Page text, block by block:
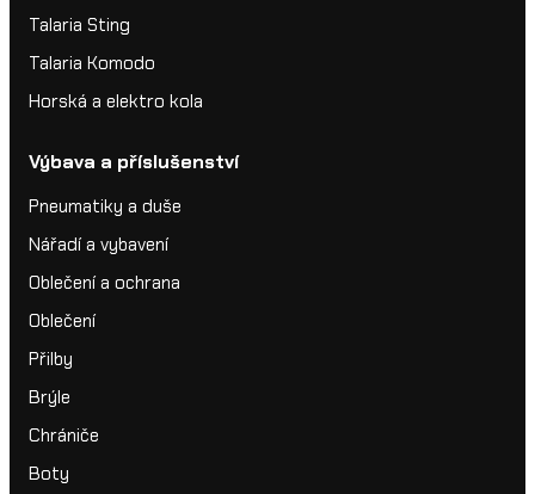
Talaria Sting
Talaria Komodo
Horská a elektro kola
Výbava a příslušenství
Pneumatiky a duše
Nářadí a vybavení
Oblečení a ochrana
Oblečení
Přilby
Brýle
Chrániče
Boty